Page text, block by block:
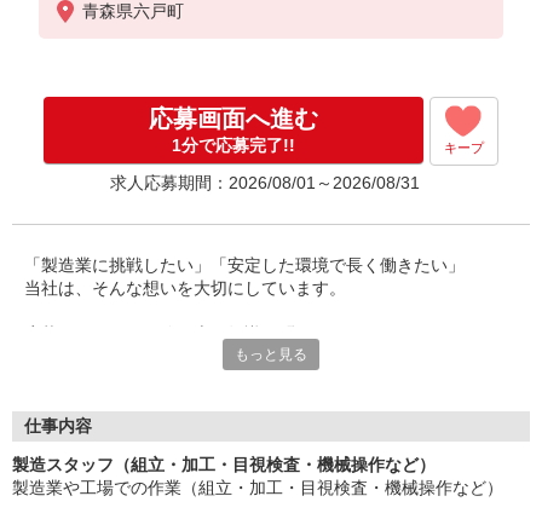
青森県六戸町
応募画面へ進む
1分で応募完了!! キープ
求人応募期間：2026/08/01～2026/08/31
「製造業に挑戦したい」「安定した環境で長く働きたい」
当社は、そんな想いを大切にしています。
約束を守ること、きちんと連絡をすること、前向きに仕事へ取り
また、勤務時間やシフトなど柔軟に対応いただける方は、ご紹介
長く働きたい――
もっと見る
仕事内容
製造スタッフ（組立・加工・目視検査・機械操作など）
製造業や工場での作業（組立・加工・目視検査・機械操作など）